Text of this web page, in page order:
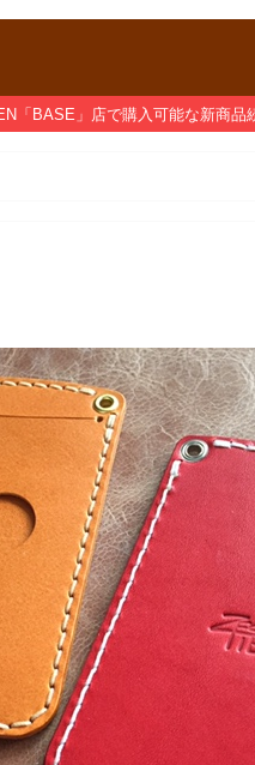
「BASE」店で購入可能な新商